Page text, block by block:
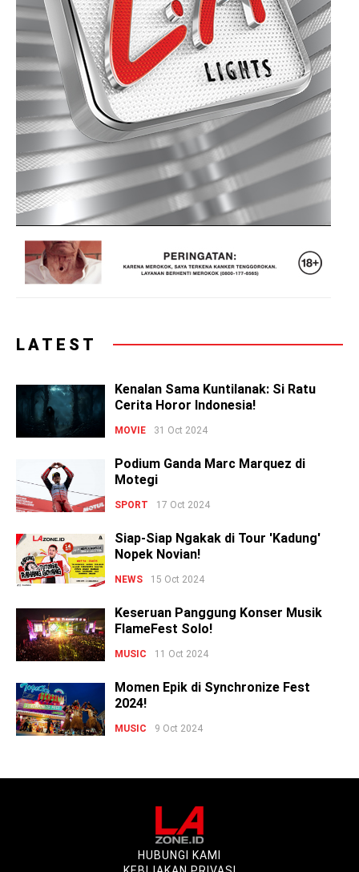
LATEST
Kenalan Sama Kuntilanak: Si Ratu
Cerita Horor Indonesia!
MOVIE 31 Oct 2024
Podium Ganda Marc Marquez di
Motegi
SPORT 17 Oct 2024
Siap-Siap Ngakak di Tour 'Kadung'
Nopek Novian!
NEWS 15 Oct 2024
Keseruan Panggung Konser Musik
FlameFest Solo!
MUSIC 11 Oct 2024
Momen Epik di Synchronize Fest
2024!
MUSIC 9 Oct 2024
HUBUNGI KAMI